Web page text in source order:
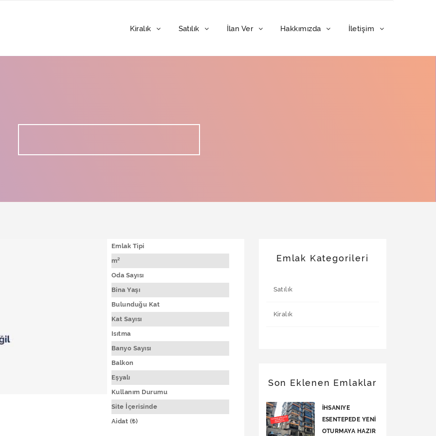
Kiralık Satılık İlan Ver Hakkımızda İletişim
Emlak Tipi
m²
Oda Sayısı
Bina Yaşı
Bulunduğu Kat
Kat Sayısı
Isıtma
Banyo Sayısı
Balkon
Eşyalı
Kullanım Durumu
Site İçerisinde
Aidat (₺)
Emlak Kategorileri
Satılık
Kiralık
Son Eklenen Emlaklar
İHSANIYE
ESENTEPEDE YENİ
OTURMAYA HAZIR